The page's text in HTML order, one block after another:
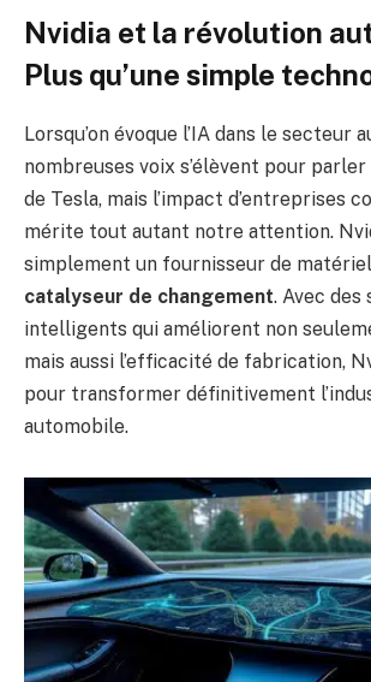
Nvidia et la révolution
Plus qu’une simple
Lorsqu’on évoque l’IA dans le secteur
nombreuses voix s’élèvent pour
de Tesla, mais l’impact d’entreprises
mérite tout autant notre attention.
simplement un fournisseur de
catalyseur de changement. Avec des
intelligents qui améliorent non
mais aussi l’efficacité de fabrication,
pour transformer définitivement
automobile.